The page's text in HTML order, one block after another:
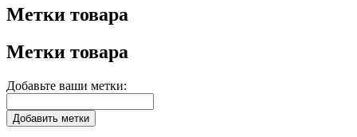
Метки товара
Метки товара
Добавьте ваши метки:
Добавить метки